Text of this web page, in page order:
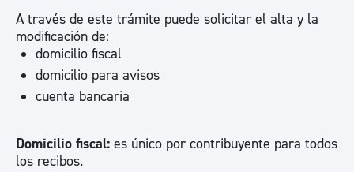
A través de este trámite puede solicitar el alta y la
modificación de:
domicilio fiscal
domicilio para avisos
cuenta bancaria
Domicilio fiscal: es único por contribuyente para todos
los recibos.